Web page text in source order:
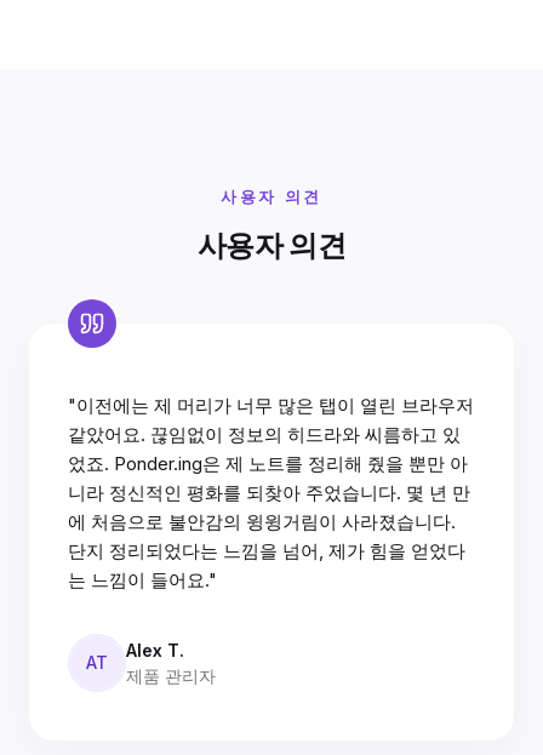
사용자 의견
사용자 의견
"이전에는 제 머리가 너무 많은 탭이 열린 브라우저
같았어요. 끊임없이 정보의 히드라와 씨름하고 있
었죠. Ponder.ing은 제 노트를 정리해 줬을 뿐만 아
니라 정신적인 평화를 되찾아 주었습니다. 몇 년 만
에 처음으로 불안감의 윙윙거림이 사라졌습니다.
단지 정리되었다는 느낌을 넘어, 제가 힘을 얻었다
는 느낌이 들어요."
AT
Alex T.
제품 관리자